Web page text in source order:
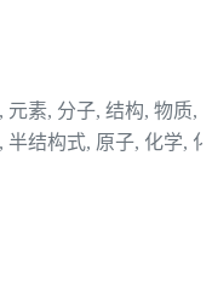
素, 分子, 结构, 物质,
结构式, 原子, 化学, 化